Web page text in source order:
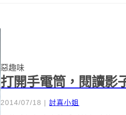
惡趣味
打開手電筒，閱讀影
2014/07/18 |討喜小姐